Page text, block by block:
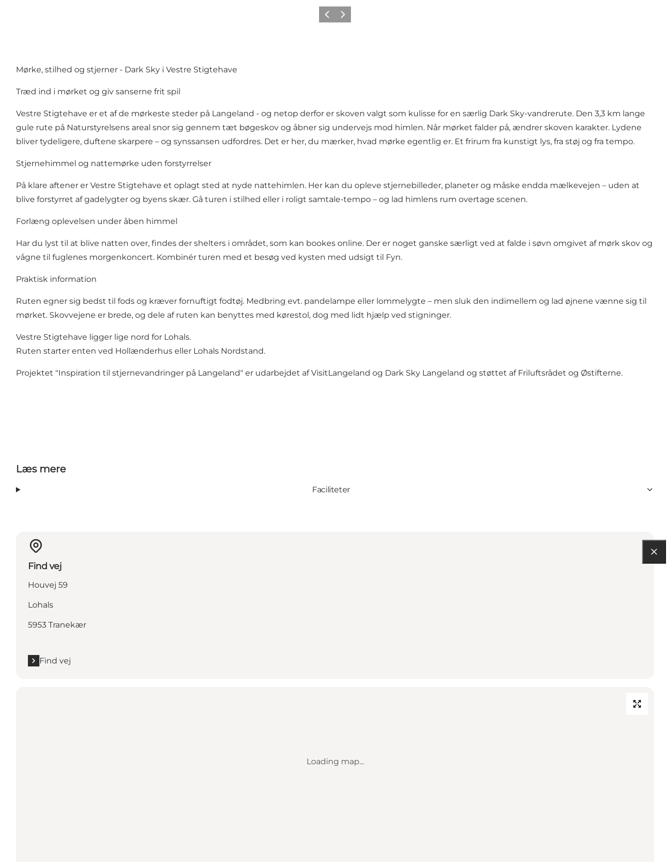
ForrigeNæste
Mørke, stilhed og stjerner - Dark Sky i Vestre Stigtehave
Træd ind i mørket og giv sanserne frit spil
Vestre Stigtehave er et af de mørkeste steder på Langeland - og netop derfor er skoven valgt som kulisse for en særlig Dark Sky-vandrerute. Den 3,3 km lange
gule rute på Naturstyrelsens areal snor sig gennem tæt bøgeskov og åbner sig undervejs mod himlen. Når mørket falder på, ændrer skoven karakter. Lydene
bliver tydeligere, duftene skarpere – og synssansen udfordres. Det er her, du mærker, hvad mørke egentlig er. Et frirum fra kunstigt lys, fra støj og fra tempo.
Stjernehimmel og nattemørke uden forstyrrelser
På klare aftener er Vestre Stigtehave et oplagt sted at nyde nattehimlen. Her kan du opleve stjernebilleder, planeter og måske endda mælkevejen – uden at
blive forstyrret af gadelygter og byens skær. Gå turen i stilhed eller i roligt samtale-tempo – og lad himlens rum overtage scenen.
Forlæng oplevelsen under åben himmel
Har du lyst til at blive natten over, findes der shelters i området, som kan bookes online. Der er noget ganske særligt ved at falde i søvn omgivet af mørk skov og
vågne til fuglenes morgenkoncert. Kombinér turen med et besøg ved kysten med udsigt til Fyn.
Praktisk information
Ruten egner sig bedst til fods og kræver fornuftigt fodtøj. Medbring evt. pandelampe eller lommelygte – men sluk den indimellem og lad øjnene vænne sig til
mørket. Skovvejene er brede, og dele af ruten kan benyttes med kørestol, dog med lidt hjælp ved stigninger.
Vestre Stigtehave ligger lige nord for Lohals.
Ruten starter enten ved Hollænderhus eller Lohals Nordstand.
Projektet "Inspiration til stjernevandringer på Langeland" er udarbejdet af VisitLangeland og Dark Sky Langeland og støttet af Friluftsrådet og Østifterne.
Læs mere
Faciliteter
Find vej
Houvej 59
Lohals
5953 Tranekær
Find vej
Loading map...